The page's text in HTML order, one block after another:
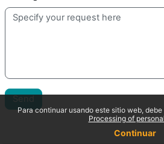
Send
Para continuar usando este sitio web,
Processing of
Continuar